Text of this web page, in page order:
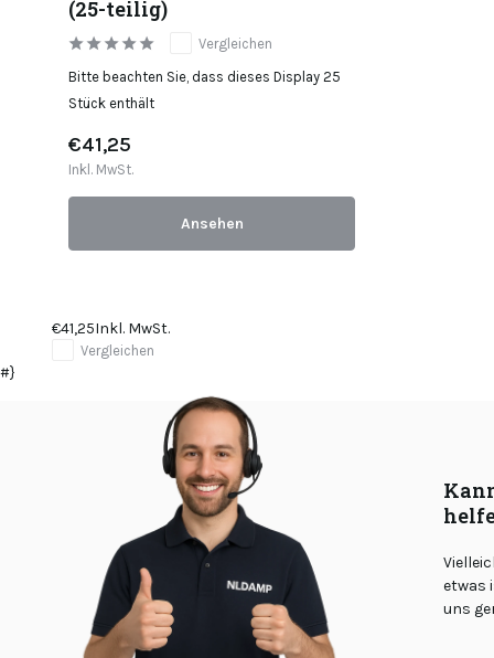
(25-teilig)
Vergleichen
Bitte beachten Sie, dass dieses Display 25
Stück enthält
€41,25
Inkl. MwSt.
Ansehen
€41,25Inkl. MwSt.
Vergleichen
#}
etwas
uns